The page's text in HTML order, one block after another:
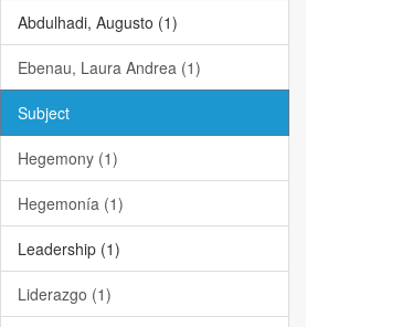
Abdulhadi, Augusto (1)
Ebenau, Laura Andrea (1)
Subject
Hegemony (1)
Hegemonía (1)
Leadership (1)
Liderazgo (1)